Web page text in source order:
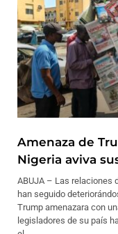
Amenaza de
Nigeria aviva
ABUJA – Las relaciones
han seguido
Trump amenazara con
legisladores de su país